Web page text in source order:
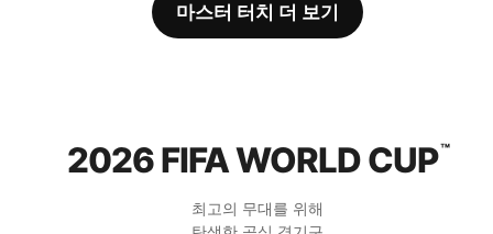
마스터 터치 더 보기
2026 FIFA WORLD CUP™
최고의 무대를 위해